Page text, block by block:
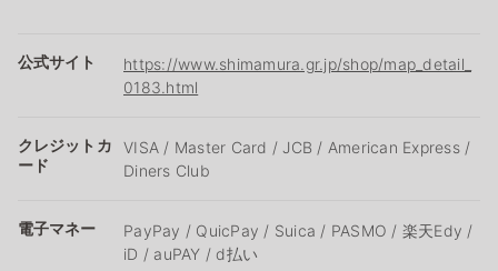
公式サイト
https://www.shimamura.gr.jp/shop/map_detail_
0183.html
クレジットカ
ード
VISA / Master Card / JCB / American Express /
Diners Club
電子マネー
PayPay / QuicPay / Suica / PASMO / 楽天Edy /
iD / auPAY / d払い